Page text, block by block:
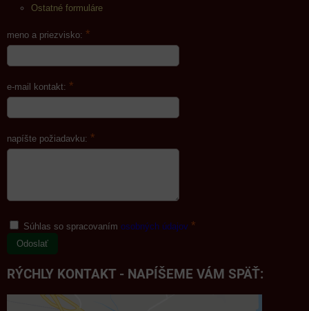
Ostatné formuláre
meno a priezvisko: *
e-mail kontakt: *
napíšte požiadavku: *
Súhlas so spracovaním osobných údajov *
Odoslať
RÝCHLY KONTAKT - NAPÍŠEME VÁM SPÄŤ: